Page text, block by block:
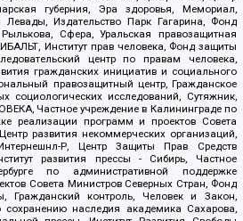
губерния, Эра здоровья, Мемориал,
Издательство Парк Гагарина, Фонд
Сфера, Уральская правозащитная
Институт прав человека, Фонд защиты
центр по правам человека,
гражданских инициатив и социального
правозащитный центр, Гражданское
социологических исследований, Сутяжник,
Частное учреждение в Калининграде по
реализации программ и проектов Совета
развития некоммерческих организаций,
Р, Центр Защиты Прав Средств
развития прессы - Сибирь, Частное
по административной поддержке
Совета Министров Северных Стран, Фонд
Гражданский контроль, Человек и Закон,
наследия академика Сахарова,